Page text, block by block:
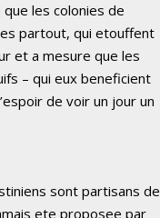
les colonies de
partout, qui etouffent
et a mesure que les
– qui eux beneficient
de voir un jour un
sont partisans de
ete proposee par